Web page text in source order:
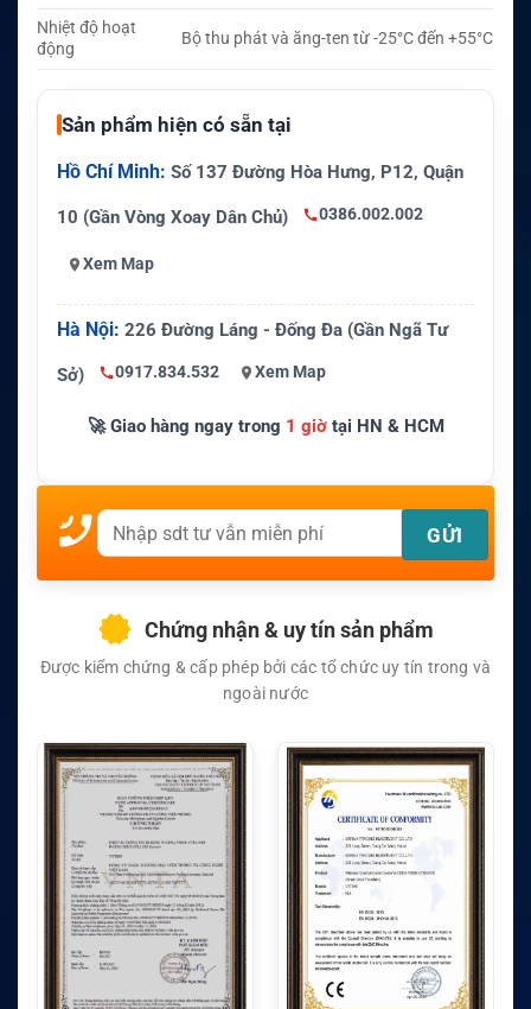
Nhiệt độ hoạt
động
Bộ thu phát và ăng-ten từ -25°C đến +55°C
Sản phẩm hiện có sẵn tại
Hồ Chí Minh: Số 137 Đường Hòa Hưng, P12, Quận
10 (Gần Vòng Xoay Dân Chủ) 0386.002.002
Xem Map
Hà Nội: 226 Đường Láng - Đống Đa (Gần Ngã Tư
Sở) 0917.834.532 Xem Map
🚀 Giao hàng ngay trong 1 giờtại HN & HCM
Chứng nhận & uy tín sản phẩm
Được kiểm chứng & cấp phép bởi các tổ chức uy tín trong và
ngoài nước